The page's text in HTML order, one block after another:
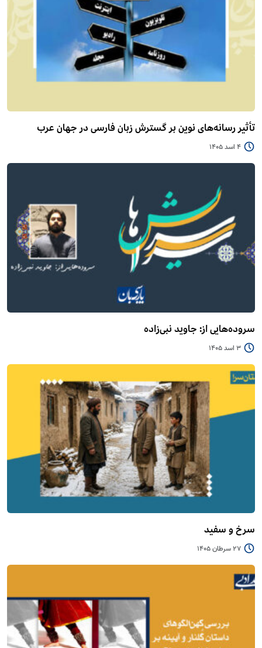
تأثیر رسانه‌های نوین بر گسترش زبان فارسی در جهان عرب
4 اسد 1405
سروده‌هایی از: جاوید نبی‌زاده
3 اسد 1405
سرخ و سفید
27 سرطان 1405